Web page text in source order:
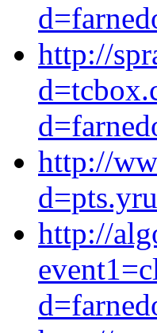
http://
http://
http://